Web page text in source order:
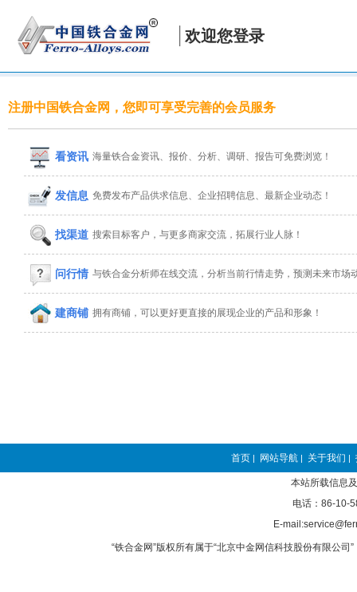
欢迎您登录
注册中国铁合金网，您即可享受完善的会员服务
看资讯 海量铁合金资讯、报价、分析、调研、报告可免费浏览！
发信息 免费发布产品供求信息、企业招聘信息、最新企业动态！
找渠道 搜索目标客户，与更多商家交流，拓展行业人脉！
问行情 与铁合金分析师在线交流，分析当前行情走势，预测未来市场
建商铺 拥有商铺，可以更好更直接的展现企业的产品和形象！
首页 | 网站导航 | 关于我们 |
本站所载信息
电话：86-10-
E-
“铁合金网”版权所有属于“北京中金网信科技股份有限公司